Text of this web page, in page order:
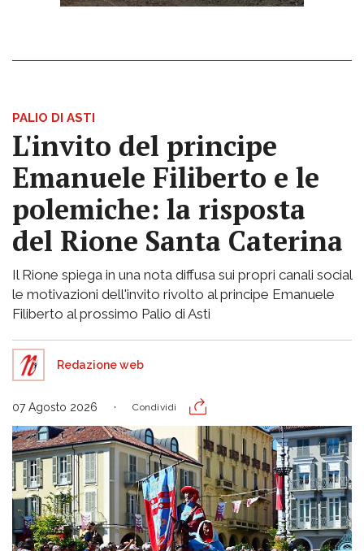
PALIO DI ASTI
L'invito del principe
Emanuele Filiberto e le
polemiche: la risposta
del Rione Santa Caterina
Il Rione spiega in una nota diffusa sui propri canali social
le motivazioni dell'invito rivolto al principe Emanuele
Filiberto al prossimo Palio di Asti
Redazione web
07 Agosto 2026 Condividi